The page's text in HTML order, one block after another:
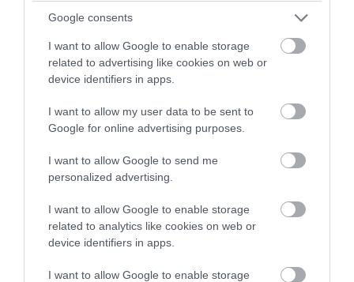
Google consents
I want to allow Google to enable storage
related to advertising like cookies on web or
device identifiers in apps.
I want to allow my user data to be sent to
Google for online advertising purposes.
I want to allow Google to send me
personalized advertising.
I want to allow Google to enable storage
related to analytics like cookies on web or
device identifiers in apps.
I want to allow Google to enable storage
PRONEWS.GR / ΕΣΩΤΕΡΙΚΗ ΑΣΦΑΛΕΙΑ
Διακινούσαν παράνομα ψυκτικές ουσίες
κάνοντας τρελές μπίζνες: Πάνω από